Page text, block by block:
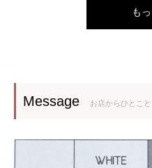
も
Message お店からひとこと